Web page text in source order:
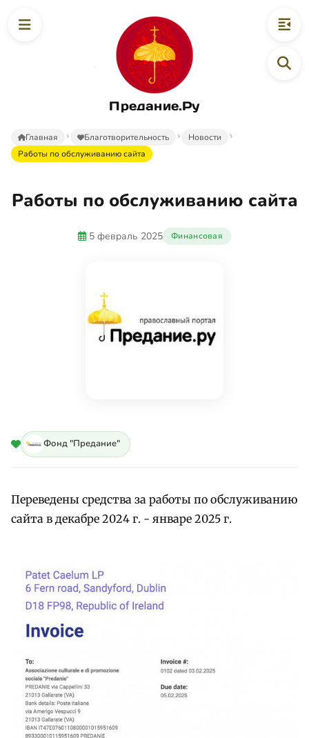
Предание.Ру
Главная Благотворительность
Новости
Работы по обслуживанию сайта
Работы по обслуживанию сайта
5 февраль 2025 Финансовая
Фонд "Предание"
Переведены средства за работы по обслуживанию
сайта в декабре 2024 г. - январе 2025 г.